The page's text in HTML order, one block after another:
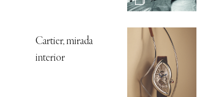
Cartier, mirada
interior